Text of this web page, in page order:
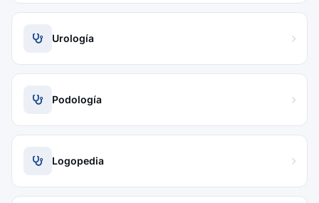
Urología
Podología
Logopedia